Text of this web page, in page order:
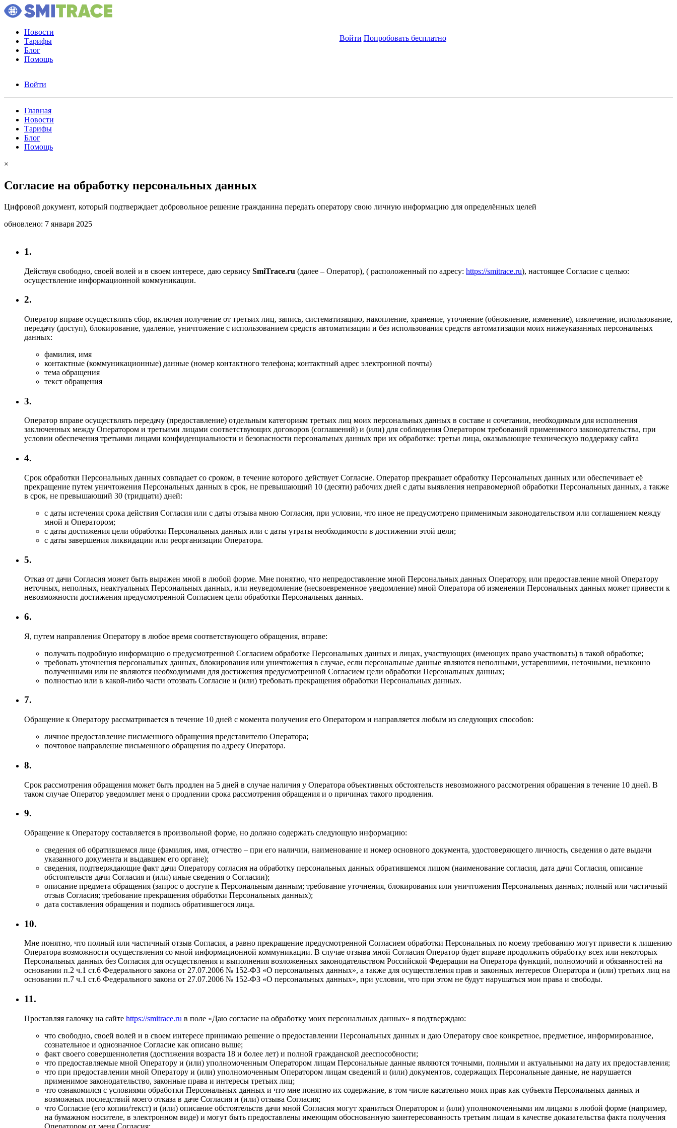
Новости
Тарифы
Блог
Помощь
Войти Попробовать бесплатно
Войти
Главная
Новости
Тарифы
Блог
Помощь
×
Согласие на обработку персональных данных
Цифровой документ, который подтверждает добровольное решение гражданина передать оператору свою личную информацию для определённых целей
обновлено: 7 января 2025
1.
Действуя свободно, своей волей и в своем интересе, даю сервису SmiTrace.ru (далее – Оператор), ( расположенный по адресу: https://smitrace.ru), настоящее Согласие с целью:
осуществление информационной коммуникации.
2.
Оператор вправе осуществлять сбор, включая получение от третьих лиц, запись, систематизацию, накопление, хранение, уточнение (обновление, изменение), извлечение, использование,
передачу (доступ), блокирование, удаление, уничтожение с использованием средств автоматизации и без использования средств автоматизации моих нижеуказанных персональных
данных:
фамилия, имя
контактные (коммуникационные) данные (номер контактного телефона; контактный адрес электронной почты)
тема обращения
текст обращения
3.
Оператор вправе осуществлять передачу (предоставление) отдельным категориям третьих лиц моих персональных данных в составе и сочетании, необходимым для исполнения
заключенных между Оператором и третьими лицами соответствующих договоров (соглашений) и (или) для соблюдения Оператором требований применимого законодательства, при
условии обеспечения третьими лицами конфиденциальности и безопасности персональных данных при их обработке: третьи лица, оказывающие техническую поддержку сайта
4.
Срок обработки Персональных данных совпадает со сроком, в течение которого действует Согласие. Оператор прекращает обработку Персональных данных или обеспечивает её
прекращение путем уничтожения Персональных данных в срок, не превышающий 10 (десяти) рабочих дней с даты выявления неправомерной обработки Персональных данных, а также
в срок, не превышающий 30 (тридцати) дней:
с даты истечения срока действия Согласия или с даты отзыва мною Согласия, при условии, что иное не предусмотрено применимым законодательством или соглашением между
мной и Оператором;
с даты достижения цели обработки Персональных данных или с даты утраты необходимости в достижении этой цели;
с даты завершения ликвидации или реорганизации Оператора.
5.
Отказ от дачи Согласия может быть выражен мной в любой форме. Мне понятно, что непредоставление мной Персональных данных Оператору, или предоставление мной Оператору
неточных, неполных, неактуальных Персональных данных, или неуведомление (несвоевременное уведомление) мной Оператора об изменении Персональных данных может привести к
невозможности достижения предусмотренной Согласием цели обработки Персональных данных.
6.
Я, путем направления Оператору в любое время соответствующего обращения, вправе:
получать подробную информацию о предусмотренной Согласием обработке Персональных данных и лицах, участвующих (имеющих право участвовать) в такой обработке;
требовать уточнения персональных данных, блокирования или уничтожения в случае, если персональные данные являются неполными, устаревшими, неточными, незаконно
полученными или не являются необходимыми для достижения предусмотренной Согласием цели обработки Персональных данных;
полностью или в какой-либо части отозвать Согласие и (или) требовать прекращения обработки Персональных данных.
7.
Обращение к Оператору рассматривается в течение 10 дней с момента получения его Оператором и направляется любым из следующих способов:
личное предоставление письменного обращения представителю Оператора;
почтовое направление письменного обращения по адресу Оператора.
8.
Срок рассмотрения обращения может быть продлен на 5 дней в случае наличия у Оператора объективных обстоятельств невозможного рассмотрения обращения в течение 10 дней. В
таком случае Оператор уведомляет меня о продлении срока рассмотрения обращения и о причинах такого продления.
9.
Обращение к Оператору составляется в произвольной форме, но должно содержать следующую информацию:
сведения об обратившемся лице (фамилия, имя, отчество – при его наличии, наименование и номер основного документа, удостоверяющего личность, сведения о дате выдачи
указанного документа и выдавшем его органе);
сведения, подтверждающие факт дачи Оператору согласия на обработку персональных данных обратившемся лицом (наименование согласия, дата дачи Согласия, описание
обстоятельств дачи Согласия и (или) иные сведения о Согласии);
описание предмета обращения (запрос о доступе к Персональным данным; требование уточнения, блокирования или уничтожения Персональных данных; полный или частичный
отзыв Согласия; требование прекращения обработки Персональных данных);
дата составления обращения и подпись обратившегося лица.
10.
Мне понятно, что полный или частичный отзыв Согласия, а равно прекращение предусмотренной Согласием обработки Персональных по моему требованию могут привести к лишению
Оператора возможности осуществления со мной информационной коммуникации. В случае отзыва мной Согласия Оператор будет вправе продолжить обработку всех или некоторых
Персональных данных без Согласия для осуществления и выполнения возложенных законодательством Российской Федерации на Оператора функций, полномочий и обязанностей на
основании п.2 ч.1 ст.6 Федерального закона от 27.07.2006 № 152-ФЗ «О персональных данных», а также для осуществления прав и законных интересов Оператора и (или) третьих лиц на
основании п.7 ч.1 ст.6 Федерального закона от 27.07.2006 № 152-ФЗ «О персональных данных», при условии, что при этом не будут нарушаться мои права и свободы.
11.
Проставляя галочку на сайте https://smitrace.ru в поле «Даю согласие на обработку моих персональных данных» я подтверждаю:
что свободно, своей волей и в своем интересе принимаю решение о предоставлении Персональных данных и даю Оператору свое конкретное, предметное, информированное,
сознательное и однозначное Согласие как описано выше;
факт своего совершеннолетия (достижения возраста 18 и более лет) и полной гражданской дееспособности;
что предоставляемые мной Оператору и (или) уполномоченным Оператором лицам Персональные данные являются точными, полными и актуальными на дату их предоставления;
что при предоставлении мной Оператору и (или) уполномоченным Оператором лицам сведений и (или) документов, содержащих Персональные данные, не нарушается
применимое законодательство, законные права и интересы третьих лиц;
что ознакомился с условиями обработки Персональных данных и что мне понятно их содержание, в том числе касательно моих прав как субъекта Персональных данных и
возможных последствий моего отказа в даче Согласия и (или) отзыва Согласия;
что Согласие (его копии/текст) и (или) описание обстоятельств дачи мной Согласия могут храниться Оператором и (или) уполномоченными им лицами в любой форме (например,
на бумажном носителе, в электронном виде) и могут быть предоставлены имеющим обоснованную заинтересованность третьим лицам в качестве доказательства факта получения
Оператором от меня Согласия;